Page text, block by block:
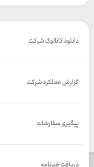
دانلود کاتالوگ شرکت
گزارش عملکرد شرکت
پیگیری سفارشات